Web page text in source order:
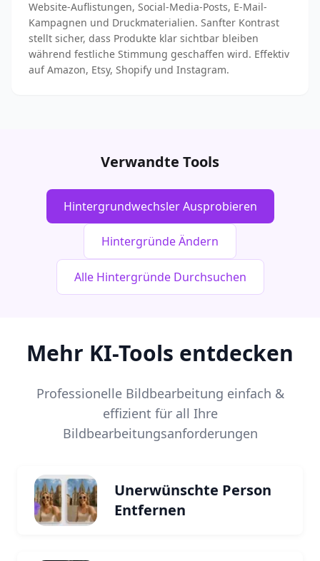
Website-Auflistungen, Social-Media-Posts, E-Mail-
Kampagnen und Druckmaterialien. Sanfter Kontrast
stellt sicher, dass Produkte klar sichtbar bleiben
während festliche Stimmung geschaffen wird. Effektiv
auf Amazon, Etsy, Shopify und Instagram.
Verwandte Tools
Hintergrundwechsler Ausprobieren
Hintergründe Ändern
Alle Hintergründe Durchsuchen
Mehr KI-Tools entdecken
Professionelle Bildbearbeitung einfach &
effizient für all Ihre
Bildbearbeitungsanforderungen
Unerwünschte Person
Entfernen